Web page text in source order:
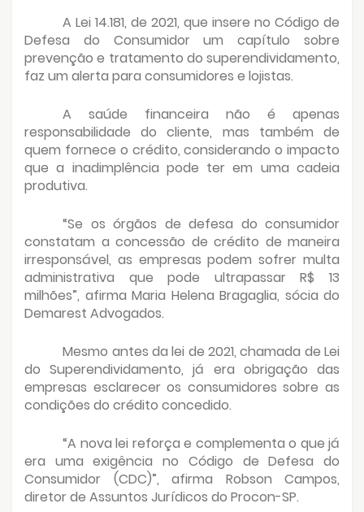
A Lei 14.181, de 2021, que insere no Código de
Defesa do Consumidor um capítulo sobre
prevenção e tratamento do superendividamento,
faz um alerta para consumidores e lojistas.
A saúde financeira não é apenas
responsabilidade do cliente, mas também de
quem fornece o crédito, considerando o impacto
que a inadimplência pode ter em uma cadeia
produtiva.
“Se os órgãos de defesa do consumidor
constatam a concessão de crédito de maneira
irresponsável, as empresas podem sofrer multa
administrativa que pode ultrapassar R$ 13
milhões”, afirma Maria Helena Bragaglia, sócia do
Demarest Advogados.
Mesmo antes da lei de 2021, chamada de Lei
do Superendividamento, já era obrigação das
empresas esclarecer os consumidores sobre as
condições do crédito concedido.
“A nova lei reforça e complementa o que já
era uma exigência no Código de Defesa do
Consumidor (CDC)”, afirma Robson Campos,
diretor de Assuntos Jurídicos do Procon-SP.